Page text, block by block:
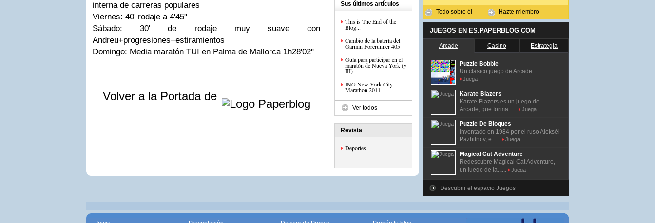
interna de carreras populares
Viernes: 40' rodaje a 4'45"
Sábado: 30' de rodaje muy suave con
Andreu+progresiones+estiramientos
Domingo: Media maratón TUI en Palma de Mallorca 1h28'02"
Volver a la Portada de
Sus últimos artículos
This is The End of the
Blog...
Cambio de la batería del
Garmin Forerunner 405
Guía para participar en el
maratón de Nueva York (y
III)
ING New York City
Marathon 2011
Ver todos
Revista
Deportes
Todo sobre él Hazte miembro
JUEGOS EN ES.PAPERBLOG.COM
Arcade Casino Estrategia
Puzzle Bobble
Un clásico juego de Arcade. ......
Juega
Karate Blazers
Karate Blazers es un juego de
Arcade, que forma......
Juega
Puzzle De Bloques
Inventado en 1984 por el ruso Alekséi
Pázhitnov, e......
Juega
Magical Cat Adventure
Redescubre Magical Cat Adventure,
un juego de la......
Juega
Descubrir el espacio Juegos